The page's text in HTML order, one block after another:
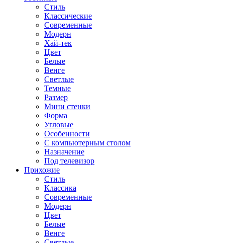
Стиль
Классические
Современные
Модерн
Хай-тек
Цвет
Белые
Венге
Светлые
Темные
Размер
Мини стенки
Форма
Угловые
Особенности
С компьютерным столом
Назначение
Под телевизор
Прихожие
Стиль
Классика
Современные
Модерн
Цвет
Белые
Венге